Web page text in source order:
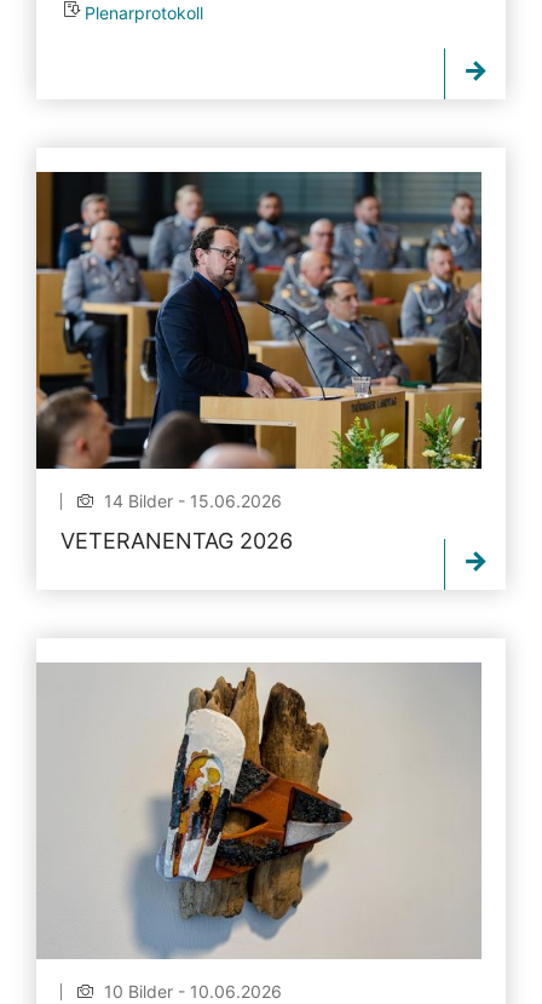
Plenarprotokoll
14 Bilder - 15.06.2026
VETERANENTAG 2026
10 Bilder - 10.06.2026